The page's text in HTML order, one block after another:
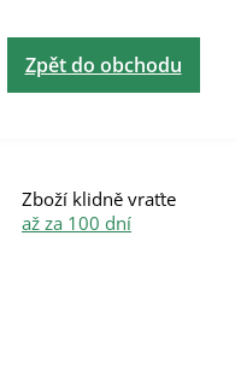
Zpět do obchodu
Zboží klidně vraťte
až za 100 dní